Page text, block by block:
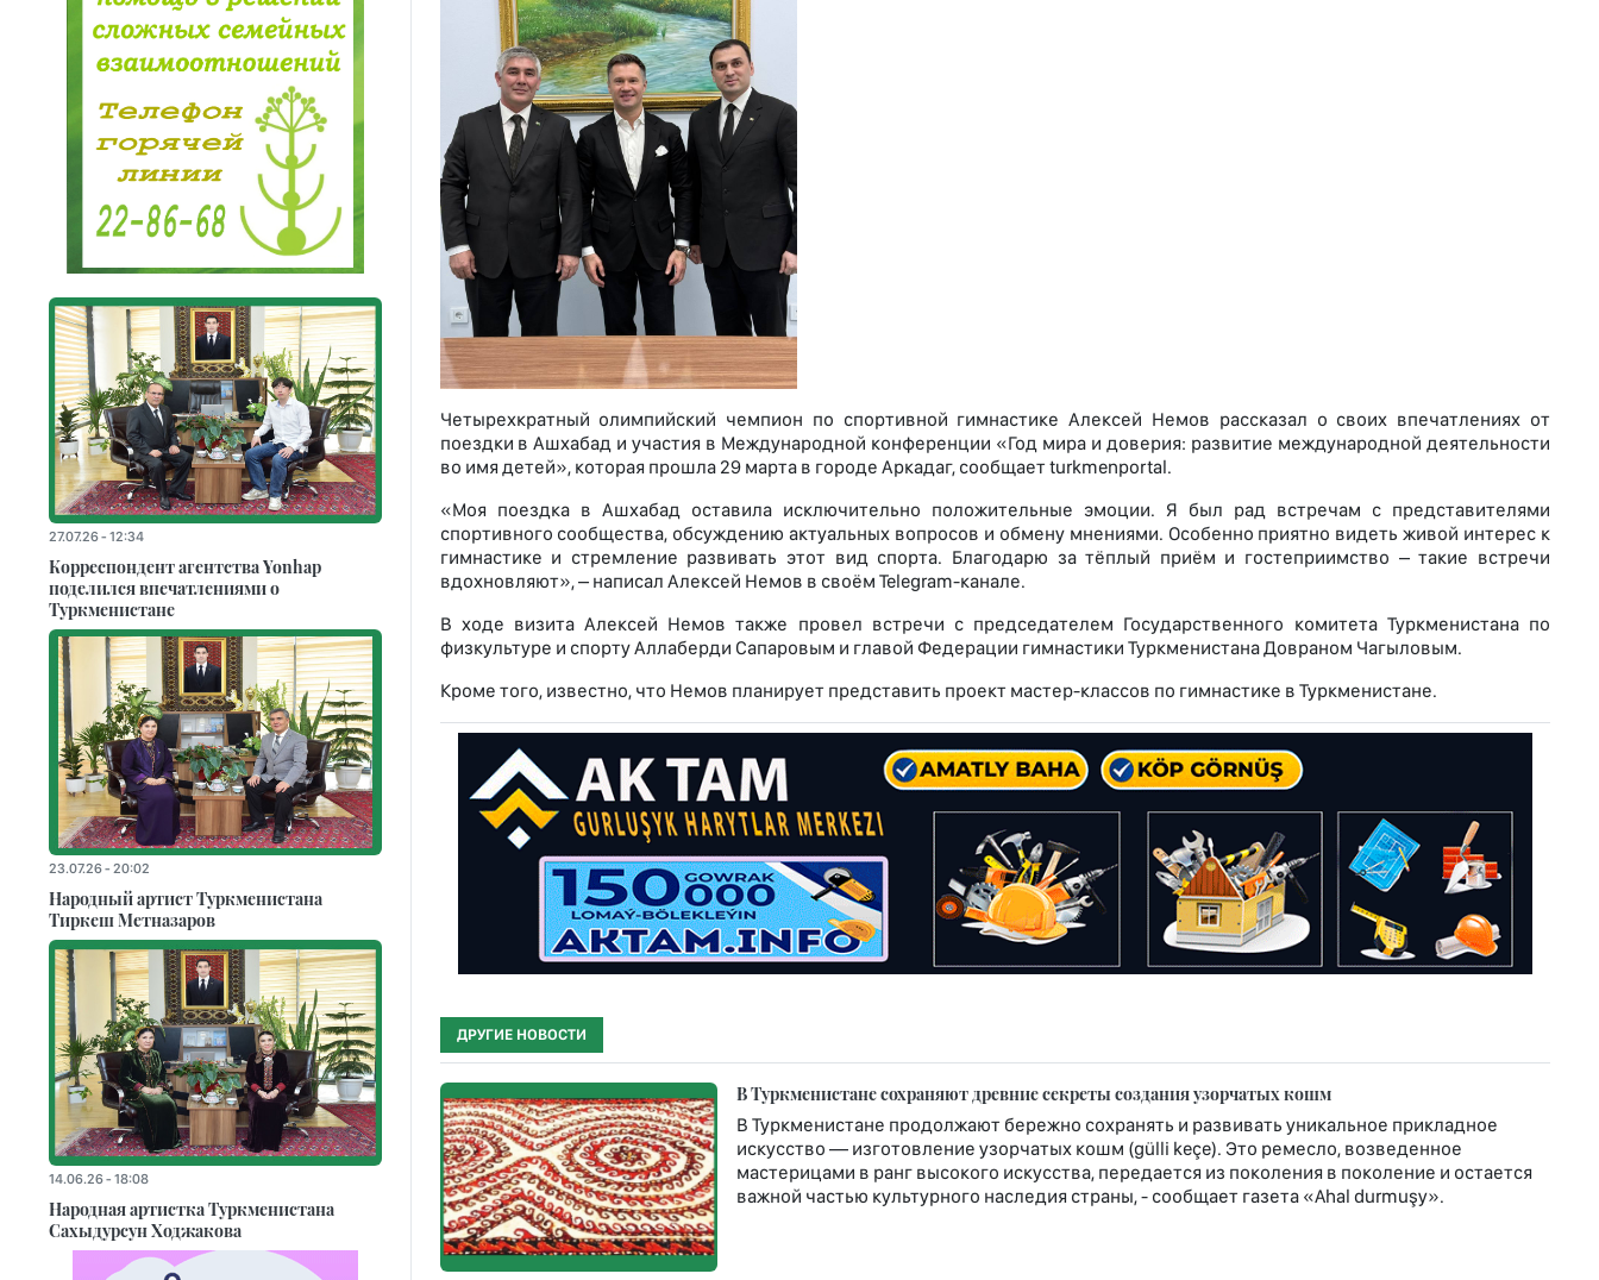
Четырехкратный олимпийский чемпион по спортивной гимнастике Алексей Немов рассказал о своих впечатлениях от
поездки в Ашхабад и участия в Международной конференции «Год мира и доверия: развитие международной деятельности
во имя детей», которая прошла 29 марта в городе Аркадаг, сообщает turkmenportal.
«Моя поездка в Ашхабад оставила исключительно положительные эмоции. Я был рад встречам с представителями
спортивного сообщества, обсуждению актуальных вопросов и обмену мнениями. Особенно приятно видеть живой интерес к
гимнастике и стремление развивать этот вид спорта. Благодарю за тёплый приём и гостеприимство – такие встречи
вдохновляют», – написал Алексей Немов в своём Telegram-канале.
В ходе визита Алексей Немов также провел встречи с председателем Государственного комитета Туркменистана по
физкультуре и спорту Аллаберди Сапаровым и главой Федерации гимнастики Туркменистана Довраном Чагыловым.
Кроме того, известно, что Немов планирует представить проект мастер-классов по гимнастике в Туркменистане.
ДРУГИЕ НОВОСТИ
В Туркменистане сохраняют древние секреты создания узорчатых кошм
В Туркменистане продолжают бережно сохранять и развивать уникальное прикладное
искусство — изготовление узорчатых кошм (gülli keçe). Это ремесло, возведенное
мастерицами в ранг высокого искусства, передается из поколения в поколение и остается
важной частью культурного наследия страны, - сообщает газета «Ahal durmuşy».
27.07.26 - 12:34
Корреспондент агентства Yonhap
поделился впечатлениями о
Туркменистане
23.07.26 - 20:02
Народный артист Туркменистана
Тиркеш Мeтназаров
14.06.26 - 18:08
Народная артистка Туркменистана
Сахыдурсун Ходжакова